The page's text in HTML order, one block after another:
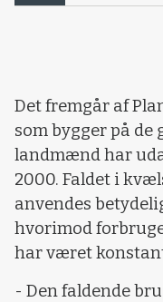
Det fremgår af
som bygger på de
landmænd har
2000. Faldet i
anvendes
hvorimod
har været
- Den faldende